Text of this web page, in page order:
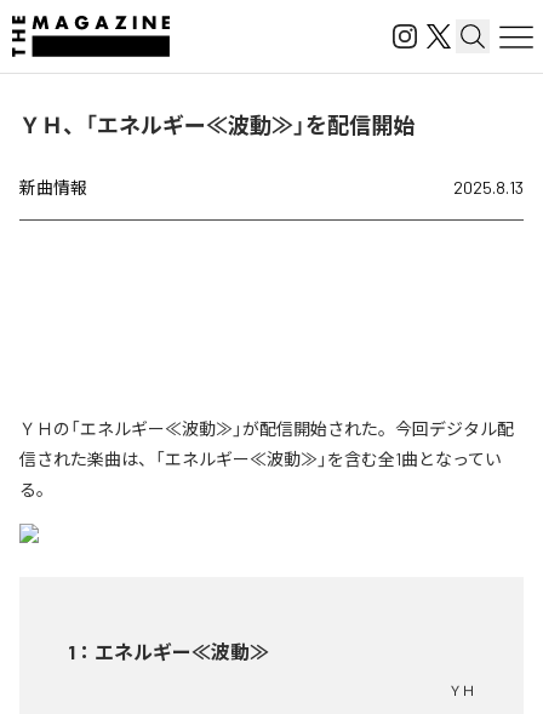
ＹＨ、「エネルギー≪波動≫」を配信開始
新曲情報 2025.8.13
ＹＨの「エネルギー≪波動≫」が配信開始された。今回デジタル配
信された楽曲は、「エネルギー≪波動≫」を含む全1曲となってい
る。
1 ： エネルギー≪波動≫
ＹＨ